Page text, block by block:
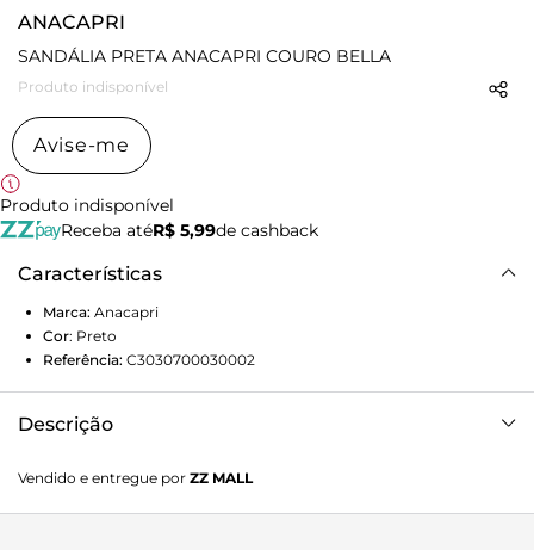
ANACAPRI
SANDÁLIA PRETA ANACAPRI COURO BELLA
Produto indisponível
Avise-me
Produto indisponível
Receba atéR$ 5,99de cashback
Características
Marca: Anacapri
Cor: Preto
Referência: C3030700030002
Descrição
transpassam por uma tira no centro. Da tira do centro
parte mais uma tira que abraça o tornozelo com fecho em
Vendido e entregue por ZZ MALL